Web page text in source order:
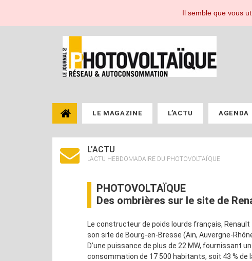
LE MAGAZINE L’ACTU AGENDA
L’ACTU
L’ACTU HEBDOMADAIRE DU PHOTOVOLTAÏQUE
PHOTOVOLTAÏQUE
Des ombrières sur le site de
Le constructeur de poids lourds français,
son site de Bourg-en-Bresse (Ain, Auvergne-
D’une puissance de plus de 22 MW, fournissant
consommation de 17 500 habitants, soit 43 % de
Il semble que vous